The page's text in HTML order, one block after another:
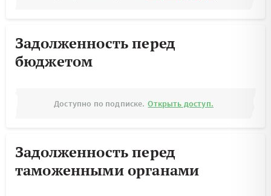
Задолженность перед
бюджетом
Доступно по подписке. Открыть доступ.
Задолженность перед
таможенными органами